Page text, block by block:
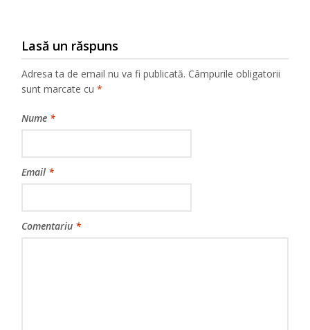
Lasă un răspuns
Adresa ta de email nu va fi publicată. Câmpurile obligatorii
sunt marcate cu*
Nume *
Email *
Comentariu *